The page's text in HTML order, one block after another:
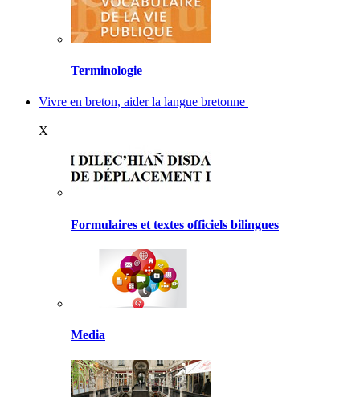
Terminologie
Vivre en breton, aider la langue bretonne
X
Formulaires et textes officiels bilingues
Media